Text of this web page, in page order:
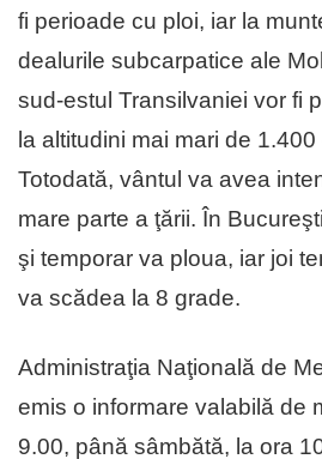
fi perioade cu ploi, iar la
dealurile subcarpatice ale
sud-estul Transilvaniei vor fi
la altitudini mai mari de
Totodată, vântul va avea
mare parte a ţării. În
şi temporar va ploua, iar joi
va scădea la 8 grade.
Administraţia Naţională de
emis o informare valabilă de
9.00, până sâmbătă, la ora